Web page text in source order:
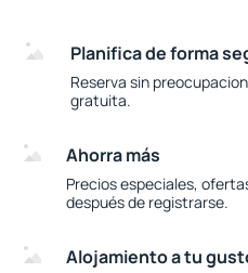
Planifica de forma
Reserva sin
gratuita.
Ahorra más
Precios especiales,
después de registrarse.
Alojamiento a tu